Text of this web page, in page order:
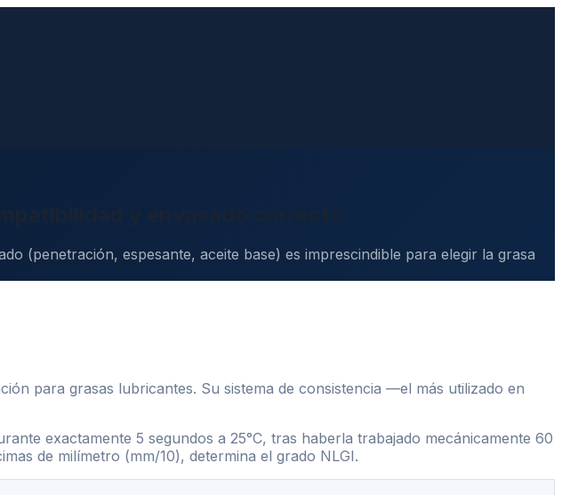
(penetración, espesante, aceite base) es imprescindible para elegir la grasa
para grasas lubricantes. Su sistema de consistencia —el más utilizado en
exactamente 5 segundos a 25°C, tras haberla trabajado mecánicamente 60
de milímetro (mm/10), determina el grado NLGI.